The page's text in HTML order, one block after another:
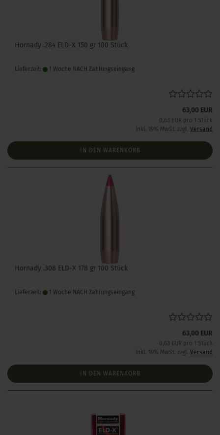
Hornady .284 ELD-X 150 gr 100 Stück
Lieferzeit: 1 Woche NACH Zahlungseingang
63,00 EUR
0,63 EUR pro 1 Stück
inkl. 19% MwSt. zzgl. Versand
IN DEN WARENKORB
Hornady .308 ELD-X 178 gr 100 Stück
Lieferzeit: 1 Woche NACH Zahlungseingang
63,00 EUR
0,63 EUR pro 1 Stück
inkl. 19% MwSt. zzgl. Versand
IN DEN WARENKORB